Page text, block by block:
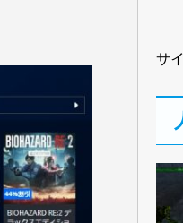
サ